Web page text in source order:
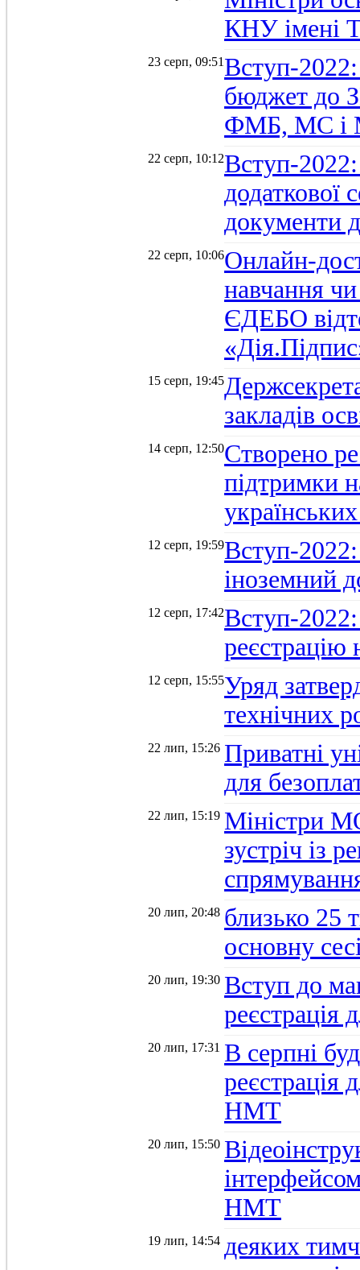
КНУ імені
23 серп, 09:51 Вступ-
бюджет до
ФМБ, МС і
22 серп, 10:12Вступ-
додаткової
документи
22 серп, 10:06Онлайн-
навчання
ЄДЕБО
15 серп, 19:45
закладів
14 серп, 12:50Створено
підтримки
12 серп, 19:59Вступ-
іноземний
12 серп, 17:42Вступ-
12 серп, 15:55Уряд
технічних
22 лип, 15:26 Приватні
для
22 лип, 15:19 Міністри
зустріч із
20 лип, 20:48 близько 25
основну
20 лип, 19:30 Вступ до
20 лип, 17:31 В серпні
реєстрація
НМТ
20 лип, 15:50
НМТ
19 лип, 14:54 деяких